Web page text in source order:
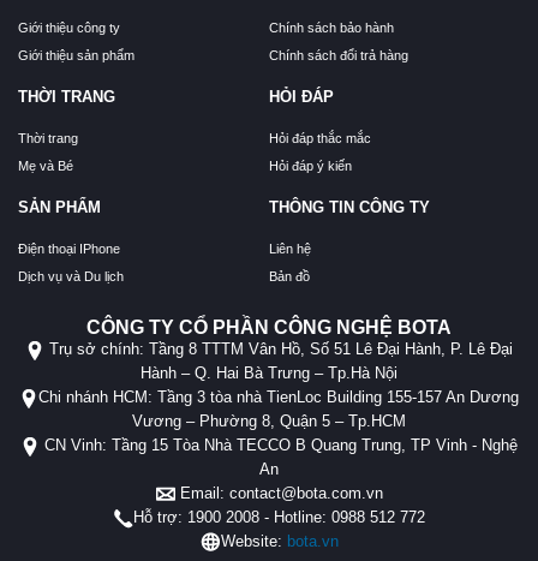
Giới thiệu công ty
Giới thiệu sản phẩm
Chính sách bảo hành
Chính sách đổi trả hàng
THỜI TRANG
Thời trang
Mẹ và Bé
HỎI ĐÁP
Hỏi đáp thắc mắc
Hỏi đáp ý kiến
SẢN PHẨM
Điện thoại IPhone
Dịch vụ và Du lịch
THÔNG TIN CÔNG TY
Liên hệ
Bản đồ
CÔNG TY CỔ PHẦN CÔNG NGHỆ BOTA
Trụ sở chính: Tầng 8 TTTM Vân Hồ, Số 51 Lê Đại Hành, P. Lê Đại
Hành – Q. Hai Bà Trưng – Tp.Hà Nội
Chi nhánh HCM: Tầng 3 tòa nhà TienLoc Building 155-157 An Dương
Vương – Phường 8, Quận 5 – Tp.HCM
CN Vinh: Tầng 15 Tòa Nhà TECCO B Quang Trung, TP Vinh - Nghệ
An
Email: contact@bota.com.vn
Hỗ trợ: 1900 2008 - Hotline: 0988 512 772
Website: bota.vn